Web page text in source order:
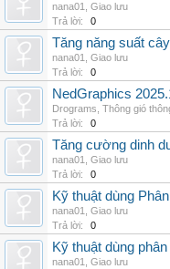
nana01
Giao lưu
Trả lời:
0
Tăng năng suất
nana01
Giao lưu
Trả lời:
0
NedGraphics
Drograms Thông gió
Trả lời:
0
Tăng cường dinh
nana01
Giao lưu
Trả lời:
0
Kỹ thuật dùng
nana01
Giao lưu
Trả lời:
0
Kỹ thuật dùng
nana01
Giao lưu